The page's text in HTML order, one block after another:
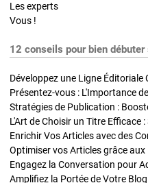
Les experts
Vous !
12 conseils pour bien
Développez une Ligne Éditoriale
Présentez-vous : L'Importance
L'Art de Choisir un Titre Efficace
Optimiser vos Articles grâce aux
Engagez la Conversation pour
Amplifiez la Portée de Votre